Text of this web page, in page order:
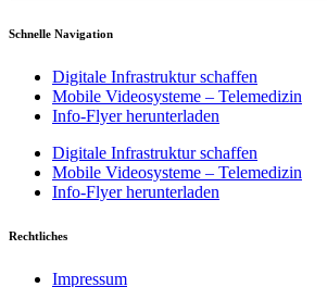
Schnelle Navigation
Digitale Infrastruktur schaffen
Mobile Videosysteme – Telemedizin
Info-Flyer herunterladen
Digitale Infrastruktur schaffen
Mobile Videosysteme – Telemedizin
Info-Flyer herunterladen
Rechtliches
Impressum